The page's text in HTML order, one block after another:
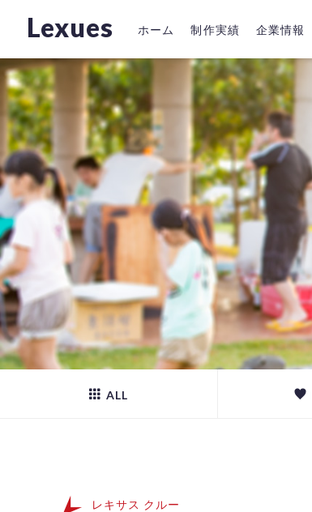
Lexues ホーム 制作実績 企業情報
ALL
レキサス クルー